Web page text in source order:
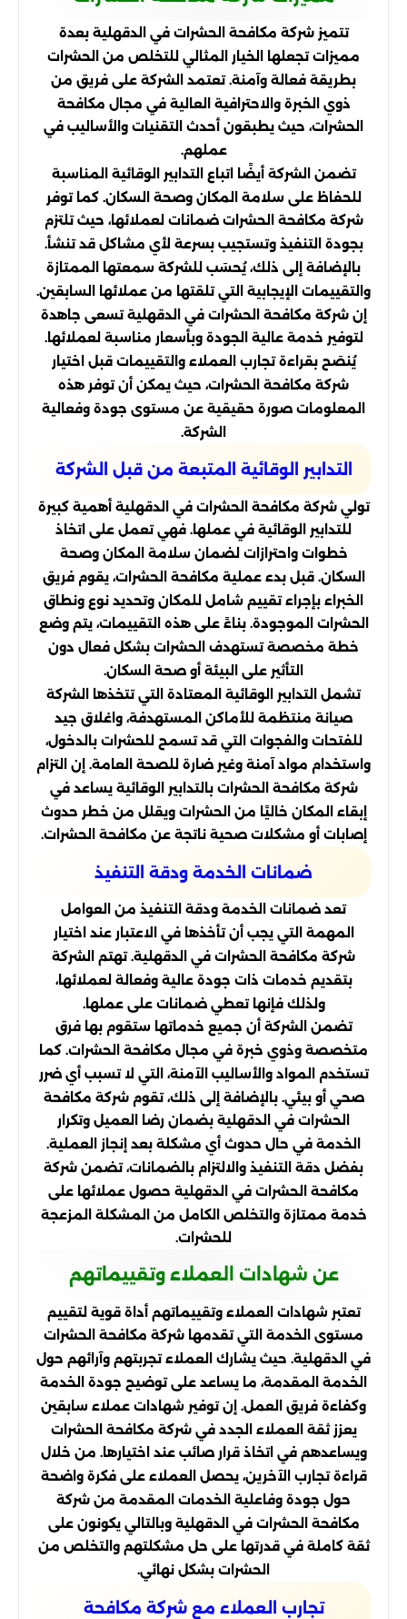
تتميز شركة مكافحة الحشرات في الدقهلية بعدة
مميزات تجعلها الخيار المثالي للتخلص من الحشرات
بطريقة فعالة وآمنة. تعتمد الشركة على فريق من
ذوي الخبرة والاحترافية العالية في مجال مكافحة
الحشرات، حيث يطبقون أحدث التقنيات والأساليب في
عملهم.
تضمن الشركة أيضًا اتباع التدابير الوقائية المناسبة
للحفاظ على سلامة المكان وصحة السكان. كما توفر
شركة مكافحة الحشرات ضمانات لعملائها، حيث تلتزم
بجودة التنفيذ وتستجيب بسرعة لأي مشاكل قد تنشأ.
بالإضافة إلى ذلك، يُحسَب للشركة سمعتها الممتازة
والتقييمات الإيجابية التي تلقتها من عملائها السابقين.
إن شركة مكافحة الحشرات في الدقهلية تسعى جاهدة
لتوفير خدمة عالية الجودة وبأسعار مناسبة لعملائها.
يُنصَح بقراءة تجارب العملاء والتقييمات قبل اختيار
شركة مكافحة الحشرات، حيث يمكن أن توفر هذه
المعلومات صورة حقيقية عن مستوى جودة وفعالية
الشركة.
التدابير الوقائية المتبعة من قبل الشركة
تولي شركة مكافحة الحشرات في الدقهلية أهمية كبيرة
للتدابير الوقائية في عملها. فهي تعمل على اتخاذ
خطوات واحترازات لضمان سلامة المكان وصحة
السكان. قبل بدء عملية مكافحة الحشرات، يقوم فريق
الخبراء بإجراء تقييم شامل للمكان وتحديد نوع ونطاق
الحشرات الموجودة. بناءً على هذه التقييمات، يتم وضع
خطة مخصصة تستهدف الحشرات بشكل فعال دون
التأثير على البيئة أو صحة السكان.
تشمل التدابير الوقائية المعتادة التي تتخذها الشركة
صيانة منتظمة للأماكن المستهدفة، واغلاق جيد
للفتحات والفجوات التي قد تسمح للحشرات بالدخول،
واستخدام مواد آمنة وغير ضارة للصحة العامة. إن التزام
شركة مكافحة الحشرات بالتدابير الوقائية يساعد في
إبقاء المكان خاليًا من الحشرات ويقلل من خطر حدوث
إصابات أو مشكلات صحية ناتجة عن مكافحة الحشرات.
ضمانات الخدمة ودقة التنفيذ
تعد ضمانات الخدمة ودقة التنفيذ من العوامل
المهمة التي يجب أن تأخذها في الاعتبار عند اختيار
شركة مكافحة الحشرات في الدقهلية. تهتم الشركة
بتقديم خدمات ذات جودة عالية وفعالة لعملائها،
ولذلك فإنها تعطي ضمانات على عملها.
تضمن الشركة أن جميع خدماتها ستقوم بها فرق
متخصصة وذوي خبرة في مجال مكافحة الحشرات. كما
تستخدم المواد والأساليب الآمنة، التي لا تسبب أي ضرر
صحي أو بيئي. بالإضافة إلى ذلك، تقوم شركة مكافحة
الحشرات في الدقهلية بضمان رضا العميل وتكرار
الخدمة في حال حدوث أي مشكلة بعد إنجاز العملية.
بفضل دقة التنفيذ والالتزام بالضمانات، تضمن شركة
مكافحة الحشرات في الدقهلية حصول عملائها على
خدمة ممتازة والتخلص الكامل من المشكلة المزعجة
للحشرات.
عن شهادات العملاء وتقييماتهم
تعتبر شهادات العملاء وتقييماتهم أداة قوية لتقييم
مستوى الخدمة التي تقدمها شركة مكافحة الحشرات
في الدقهلية. حيث يشارك العملاء تجربتهم وآرائهم حول
الخدمة المقدمة، ما يساعد على توضيح جودة الخدمة
وكفاءة فريق العمل. إن توفير شهادات عملاء سابقين
يعزز ثقة العملاء الجدد في شركة مكافحة الحشرات
ويساعدهم في اتخاذ قرار صائب عند اختيارها. من خلال
قراءة تجارب الآخرين، يحصل العملاء على فكرة واضحة
حول جودة وفاعلية الخدمات المقدمة من شركة
مكافحة الحشرات في الدقهلية وبالتالي يكونون على
ثقة كاملة في قدرتها على حل مشكلتهم والتخلص من
الحشرات بشكل نهائي.
تجارب العملاء مع شركة مكافحة